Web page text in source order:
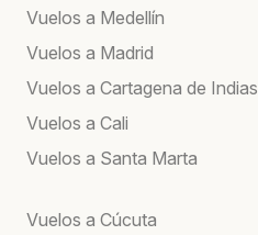
Vuelos a Medellín
Vuelos a Madrid
Vuelos a Cartagena de Indias
Vuelos a Cali
Vuelos a Santa Marta
Vuelos a Cúcuta